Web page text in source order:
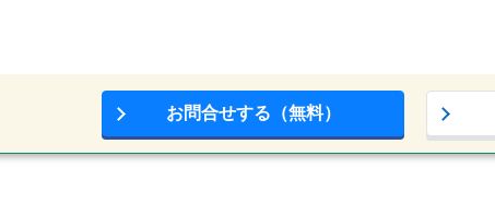
お問合せする（無料）